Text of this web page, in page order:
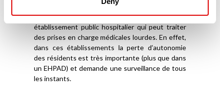
de plus de 60 ans. A la différence des EHPAD, les
USLD sont plus souvent adossées à un
établissement public hospitalier qui peut traiter
des prises en charge médicales lourdes. En effet,
dans ces établissements la perte d’autonomie
des résidents est très importante (plus que dans
un EHPAD) et demande une surveillance de tous
les instants.